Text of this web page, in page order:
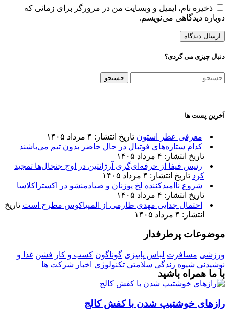
ذخیره نام، ایمیل و وبسایت من در مرورگر برای زمانی که
دوباره دیدگاهی می‌نویسم.
دنبال چیزی می گردی؟
جستجو
آخرین پست ها
معرفی عطر استون تاریخ انتشار: ۴ مرداد ۱۴۰۵
کدام ستاره‌های فوتبال در حال حاضر بدون تیم می‌باشند
تاریخ انتشار: ۴ مرداد ۱۴۰۵
رئیس فیفا از حرفه‌ای‌گری آرژانتین در اوج جنجال‌ها تمجید
کرد تاریخ انتشار: ۴ مرداد ۱۴۰۵
شروع ناامیدکننده لخ پوزنان و صیادمنشو در اکستراکلاسا
تاریخ انتشار: ۴ مرداد ۱۴۰۵
احتمال جدایی مهدی طارمی از المپیاکوس مطرح است تاریخ
انتشار: ۴ مرداد ۱۴۰۵
موضوعات پرطرفدار
ورزشی مسافرت لباس پاییزی گوناگون کسب و کار فشن غذا و
نوشیدنی شیوه زندگی سلامتی تکنولوژی اخبار شرکت ها
با ما همراه باشید
رازهای خوشتیپ شدن با کفش کالج